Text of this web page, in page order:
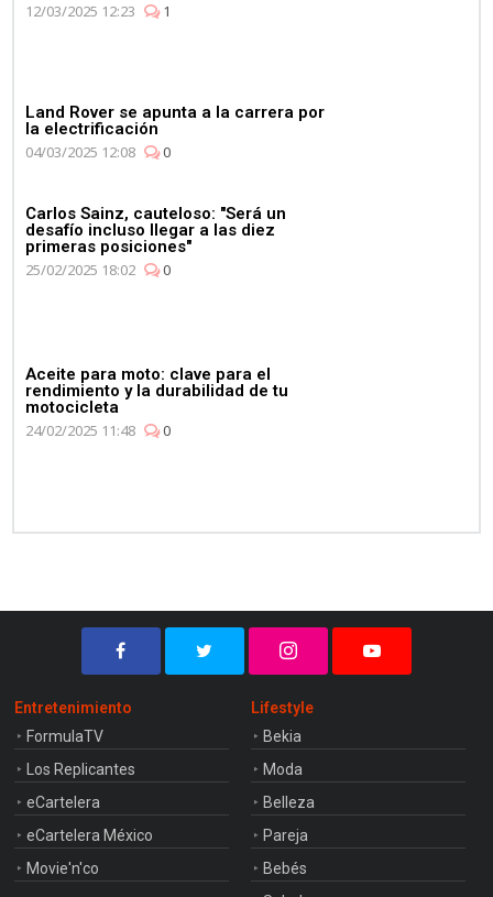
12/03/2025 12:23
1
Land Rover se apunta a la carrera por
la electrificación
04/03/2025 12:08
0
Carlos Sainz, cauteloso: "Será un
desafío incluso llegar a las diez
primeras posiciones"
25/02/2025 18:02
0
Aceite para moto: clave para el
rendimiento y la durabilidad de tu
motocicleta
24/02/2025 11:48
0
Entretenimiento
FormulaTV
Los Replicantes
eCartelera
eCartelera México
Movie'n'co
Lifestyle
Bekia
Moda
Belleza
Pareja
Bebés